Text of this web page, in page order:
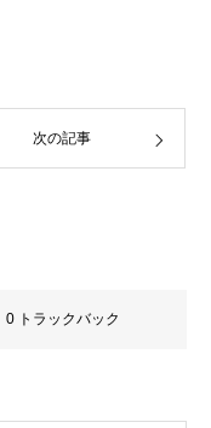
次の記事
0 トラックバック